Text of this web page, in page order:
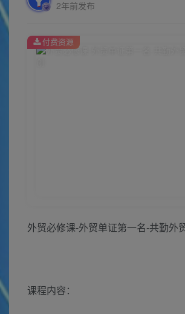
2年前发布
付费资源
外贸必修课-外贸单证第一名-共勤外
课程内容：